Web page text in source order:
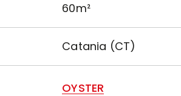
60m²
Catania (CT)
OYSTER